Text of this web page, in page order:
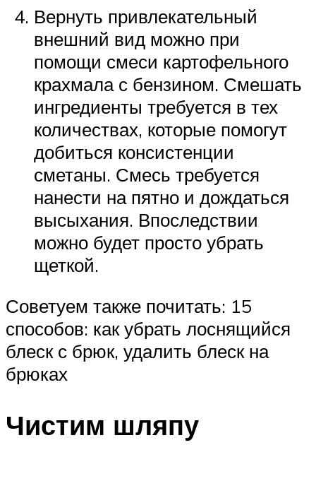
Вернуть привлекательный
внешний вид можно при
помощи смеси картофельного
крахмала с бензином. Смешать
ингредиенты требуется в тех
количествах, которые помогут
добиться консистенции
сметаны. Смесь требуется
нанести на пятно и дождаться
высыхания. Впоследствии
можно будет просто убрать
щеткой.
Советуем также почитать: 15
способов: как убрать лоснящийся
блеск с брюк, удалить блеск на
брюках
Чистим шляпу